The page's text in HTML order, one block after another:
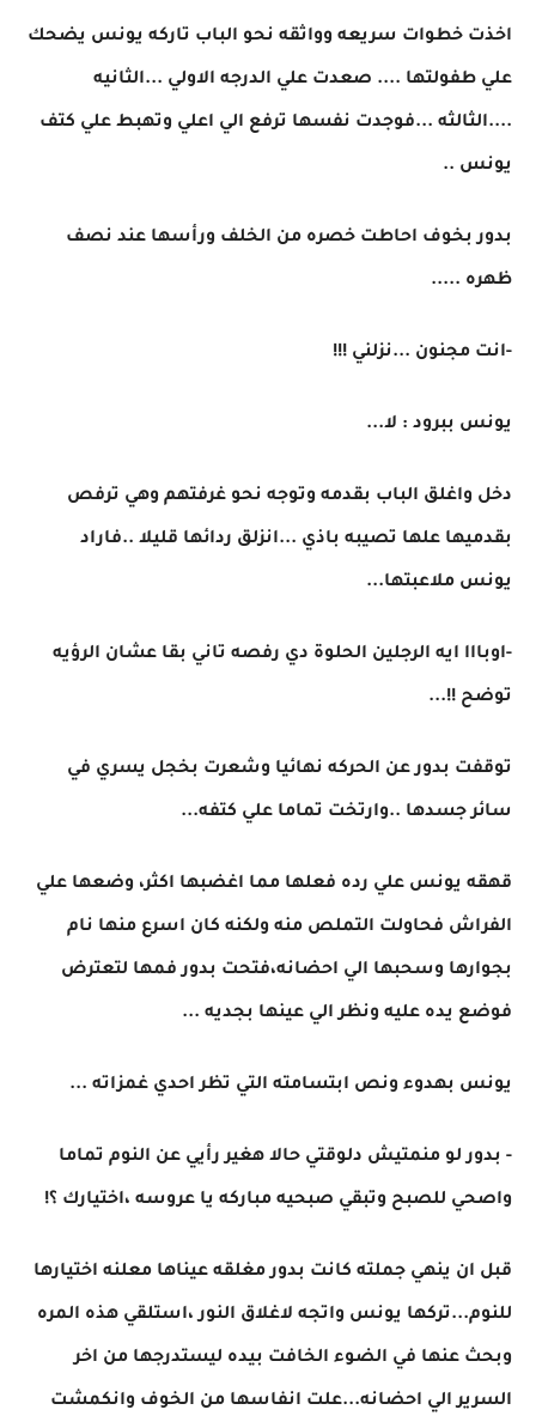
اخذت خطوات سريعه وواثقه نحو الباب تاركه يونس يضحك
علي طفولتها .... صعدت علي الدرجه الاولي ...الثانيه
....الثالثه ...فوجدت نفسها ترفع الي اعلي وتهبط علي كتف
يونس ..
بدور بخوف احاطت خصره من الخلف ورأسها عند نصف
ظهره .....
-انت مجنون ...نزلني !!!
يونس ببرود : لا...
دخل واغلق الباب بقدمه وتوجه نحو غرفتهم وهي ترفص
بقدميها علها تصيبه باذي ...انزلق ردائها قليلا ..فاراد
يونس ملاعبتها...
-اوبااا ايه الرجلين الحلوة دي رفصه تاني بقا عشان الرؤيه
توضح !!...
توقفت بدور عن الحركه نهائيا وشعرت بخجل يسري في
سائر جسدها ..وارتخت تماما علي كتفه...
قهقه يونس علي رده فعلها مما اغضبها اكثر، وضعها علي
الفراش فحاولت التملص منه ولكنه كان اسرع منها نام
بجوارها وسحبها الي احضانه،فتحت بدور فمها لتعترض
فوضع يده عليه ونظر الي عينها بجديه ...
يونس بهدوء ونص ابتسامته التي تظر احدي غمزاته ...
- بدور لو منمتيش دلوقتي حالا هغير رأيي عن النوم تماما
واصحي للصبح وتبقي صبحيه مباركه يا عروسه ،اختيارك ؟!
قبل ان ينهي جملته كانت بدور مغلقه عيناها معلنه اختيارها
للنوم...تركها يونس واتجه لاغلاق النور ،استلقي هذه المره
وبحث عنها في الضوء الخافت بيده ليستدرجها من اخر
السرير الي احضانه...علت انفاسها من الخوف وانكمشت